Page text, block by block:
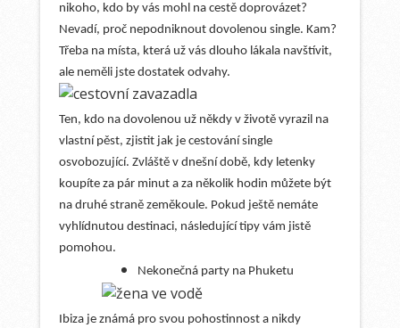
nikoho, kdo by vás mohl na cestě doprovázet?
Nevadí, proč nepodniknout dovolenou single. Kam?
Třeba na místa, která už vás dlouho lákala navštívit,
ale neměli jste dostatek odvahy.
Ten, kdo na dovolenou už někdy v životě vyrazil na
vlastní pěst, zjistit jak je cestování single
osvobozující. Zvláště v dnešní době, kdy letenky
koupíte za pár minut a za několik hodin můžete být
na druhé straně zeměkoule. Pokud ještě nemáte
vyhlídnutou destinaci, následující tipy vám jistě
pomohou.
Nekonečná party na Phuketu
Ibiza je známá pro svou pohostinnost a nikdy